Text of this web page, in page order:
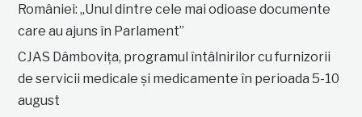
României: „Unul dintre cele mai odioase documente
care au ajuns în Parlament”
CJAS Dâmbovița, programul întâlnirilor cu furnizorii
de servicii medicale și medicamente în perioada 5-10
august